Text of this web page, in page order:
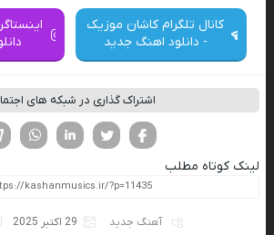
کانال تلگرام کاشان موزیک
- دانلود اهنگ جدید
اشتراک گذاری در شبکه های
تویتر
فیسوک
لینک کوتاه مطلب
آهنگ جدید 29 اکتبر 2025